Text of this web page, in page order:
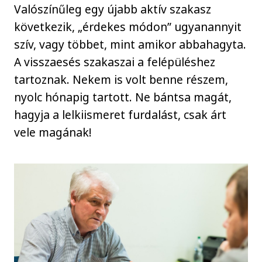
Valószínűleg egy újabb aktív szakasz
következik, „érdekes módon” ugyanannyit
szív, vagy többet, mint amikor abbahagyta.
A visszaesés szakaszai a felépüléshez
tartoznak. Nekem is volt benne részem,
nyolc hónapig tartott. Ne bántsa magát,
hagyja a lelkiismeret furdalást, csak árt
vele magának!